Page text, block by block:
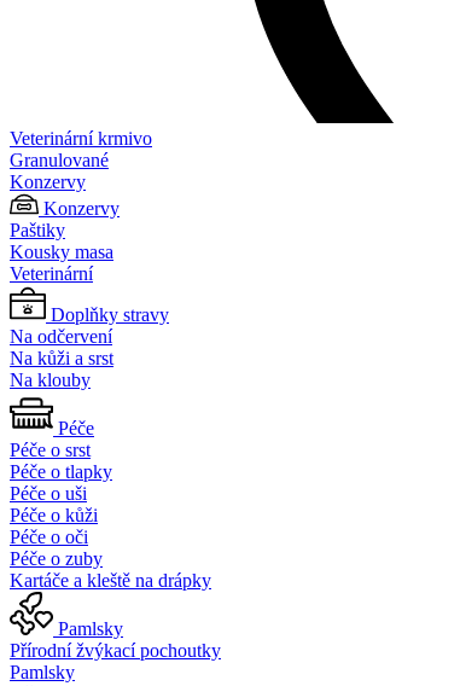
Veterinární krmivo
Granulované
Konzervy
Konzervy
Paštiky
Kousky masa
Veterinární
Doplňky stravy
Na odčervení
Na kůži a srst
Na klouby
Péče
Péče o srst
Péče o tlapky
Péče o uši
Péče o kůži
Péče o oči
Péče o zuby
Kartáče a kleště na drápky
Pamlsky
Přírodní žvýkací pochoutky
Pamlsky